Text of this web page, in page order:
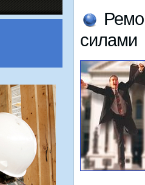
силами